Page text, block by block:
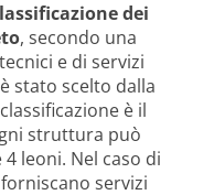
dei
, secondo una
e di servizi
stato scelto dalla
è il
struttura può
leoni. Nel caso di
servizi